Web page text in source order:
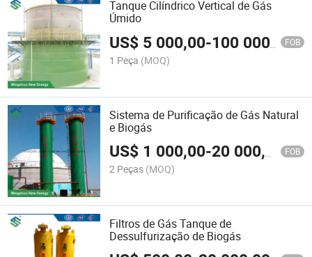
Tanque Cilíndrico Vertical de Gás
Úmido
US$ 5 000,00-100 000,00 FOB
1 Peça (MOQ)
Sistema de Purificação de Gás Natural
e Biogás
US$ 1 000,00-20 000,00 FOB
2 Peças (MOQ)
Filtros de Gás Tanque de
Dessulfurização de Biogás